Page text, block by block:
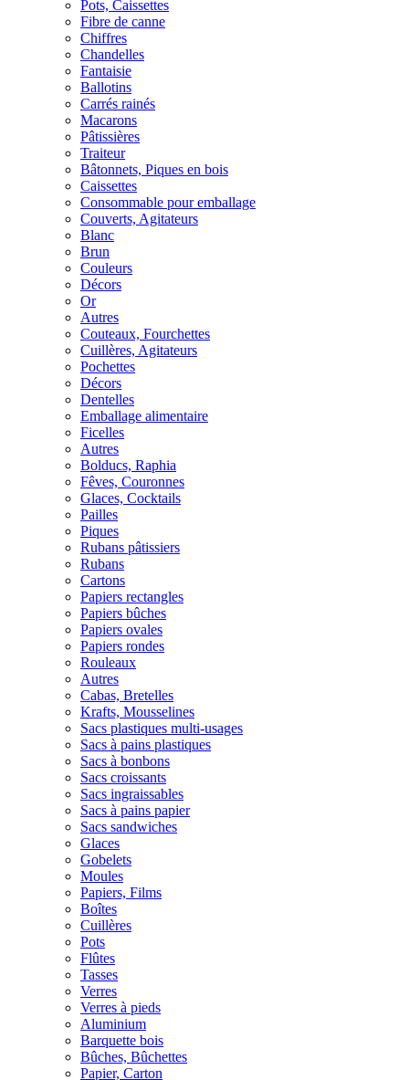
Pots, Caissettes
Fibre de canne
Chiffres
Chandelles
Fantaisie
Ballotins
Carrés rainés
Macarons
Pâtissières
Traiteur
Bâtonnets, Piques en bois
Caissettes
Consommable pour emballage
Couverts, Agitateurs
Blanc
Brun
Couleurs
Décors
Or
Autres
Couteaux, Fourchettes
Cuillères, Agitateurs
Pochettes
Décors
Dentelles
Emballage alimentaire
Ficelles
Autres
Bolducs, Raphia
Fêves, Couronnes
Glaces, Cocktails
Pailles
Piques
Rubans pâtissiers
Rubans
Cartons
Papiers rectangles
Papiers bûches
Papiers ovales
Papiers rondes
Rouleaux
Autres
Cabas, Bretelles
Krafts, Mousselines
Sacs plastiques multi-usages
Sacs à pains plastiques
Sacs à bonbons
Sacs croissants
Sacs ingraissables
Sacs à pains papier
Sacs sandwiches
Glaces
Gobelets
Moules
Papiers, Films
Boîtes
Cuillères
Pots
Flûtes
Tasses
Verres
Verres à pieds
Aluminium
Barquette bois
Bûches, Bûchettes
Papier, Carton